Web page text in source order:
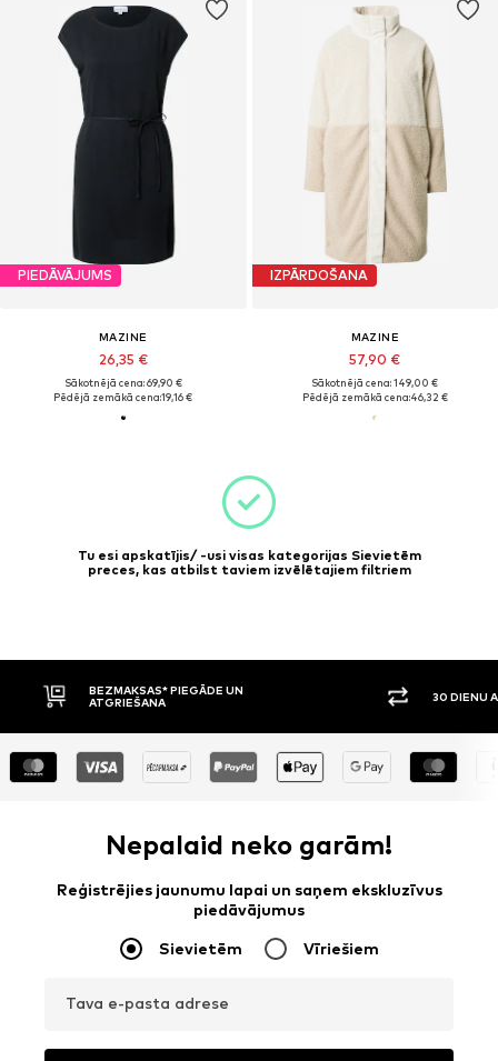
PIEDĀVĀJUMS
MAZINE
26,35 €
Sākotnējā cena: 69,90 €
Pēdējā zemākā cena:19,16 €
IZPĀRDOŠANA
MAZINE
57,90 €
Sākotnējā cena: 149,00 €
Pēdējā zemākā cena:46,32 €
Tu esi apskatījis/ -usi visas kategorijas Sievietēm
preces, kas atbilst taviem izvēlētajiem filtriem
30 DIENU ATGRIEŠANAS TIESĪBAS APMAKSA
Nepalaid neko garām!
Reģistrējies jaunumu lapai un saņem ekskluzīvus
piedāvājumus
Sievietēm Vīriešiem
Tava e-pasta adrese